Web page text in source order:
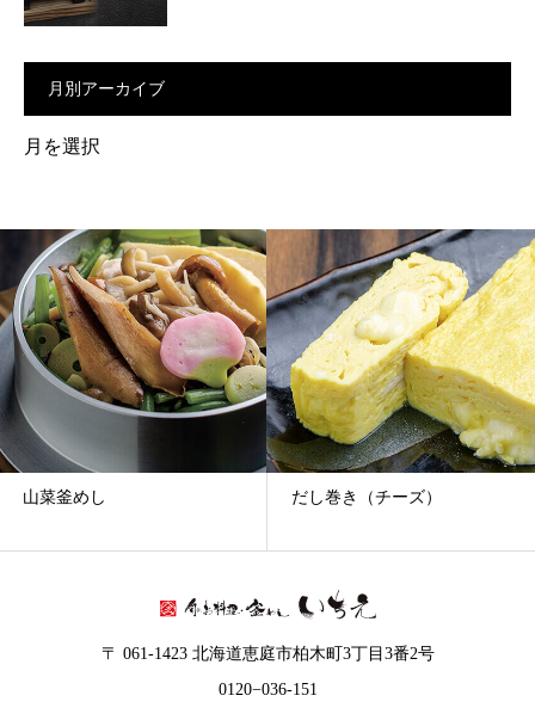
月別アーカイブ
月
カ
イ
ブ
山菜釜めし だし巻き（チーズ）
〒 061-1423 北海道恵庭市柏木町3丁目3番2号
0120−036-151